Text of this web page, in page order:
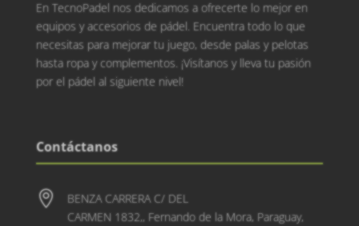
En TecnoPadel nos dedicamos a ofrecerte lo mejor en
equipos y accesorios de pádel. Encuentra todo lo que
necesitas para mejorar tu juego, desde palas y pelotas
hasta ropa y complementos. ¡Visítanos y lleva tu pasión
por el pádel al siguiente nivel!
Contáctanos

BENZA CARRERA C/ DEL
CARMEN 1832,, Fernando de la Mora, Paraguay,